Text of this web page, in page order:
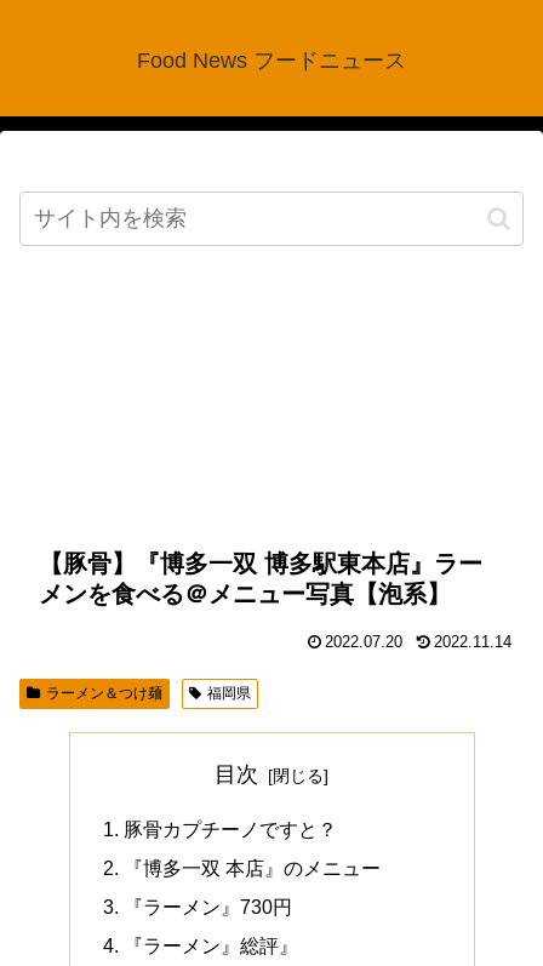
Food News フードニュース
【豚骨】『博多一双 博多駅東本店』ラー
メンを食べる＠メニュー写真【泡系】
2022.07.20 2022.11.14
ラーメン＆つけ麺 福岡県
目次
豚骨カプチーノですと？
『博多一双 本店』のメニュー
『ラーメン』730円
『ラーメン』総評』